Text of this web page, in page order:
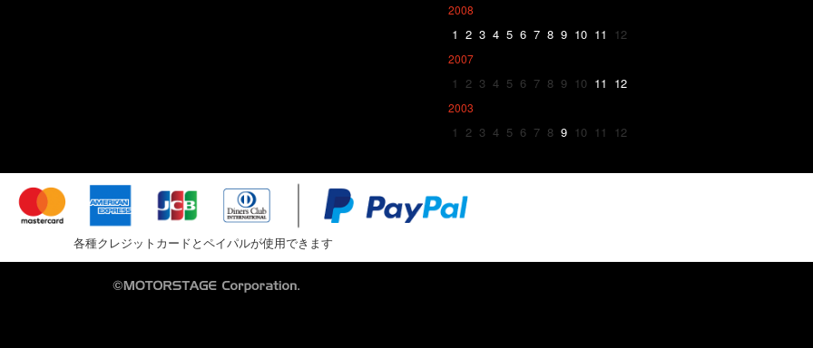
2008
1 2 3 4 5 6 7 8 9 10 11 12
2007
1 2 3 4 5 6 7 8 9 10 11 12
2003
1 2 3 4 5 6 7 8 9 10 11 12
各種クレジットカードとペイパルが使用できます